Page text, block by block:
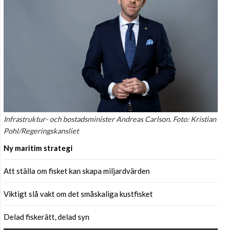
Infrastruktur- och bostadsminister Andreas Carlson. Foto: Kristian
Pohl/Regeringskansliet
Ny maritim strategi
Att ställa om fisket kan skapa miljardvärden
Viktigt slå vakt om det småskaliga kustfisket
Delad fiskerätt, delad syn